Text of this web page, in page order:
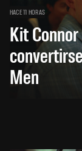
HACE 11 HORAS
Kit
Men